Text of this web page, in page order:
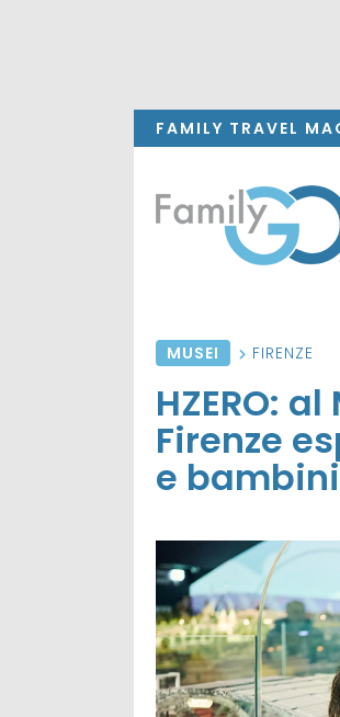
FAMILY TRAVEL
MUSEI FIRENZE
HZERO:
Firenze
e bambini